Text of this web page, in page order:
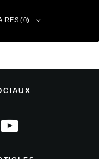
(0)